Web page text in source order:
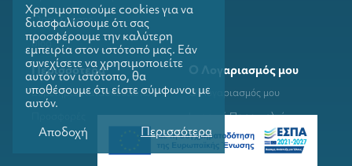
Όροι Χρήσης
Blog
Περισσότερα
Ευρετήριο Κατασκευαστών
Ο Λογαριασμός μου
Ο Λογαριασμός μου
Ιστορικό Παραγγελιών
Λίστα Αγαπημένων
Χρησιμοποιούμε cookies για να
διασφαλίσουμε ότι σας
προσφέρουμε την καλύτερη
εμπειρία στον ιστότοπό μας. Εάν
συνεχίσετε να χρησιμοποιείτε
αυτόν τον ιστότοπο, θα
υποθέσουμε ότι είστε σύμφωνοι με
αυτόν.
Αποδοχή
Περισσότερα